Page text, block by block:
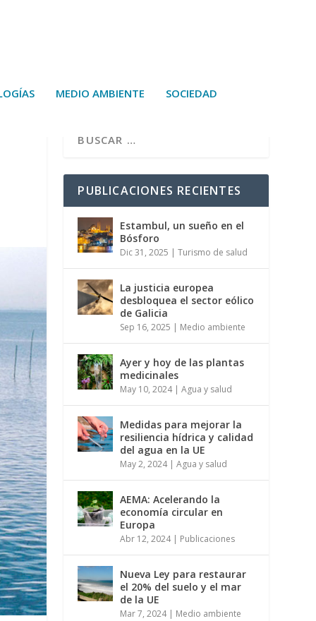
MEDIO AMBIENTE SOCIEDAD
PUBLICACIONES RECIENTES
Estambul, un sueño en el
Bósforo
Dic 31, 2025 |Turismo de salud
La justicia europea
desbloquea el sector eólico
de Galicia
Sep 16, 2025 | Medio ambiente
Ayer y hoy de las plantas
medicinales
May 10, 2024|Agua y salud
Medidas para mejorar la
resiliencia hídrica y calidad
del agua en la UE
May 2, 2024|Agua y salud
AEMA: Acelerando la
economía circular en
Europa
Abr 12, 2024| Publicaciones
Nueva Ley para restaurar
el 20% del suelo y el mar
de la UE
Mar 7, 2024| Medio ambiente